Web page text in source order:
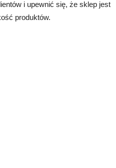
i upewnić się, że sklep jest
produktów.